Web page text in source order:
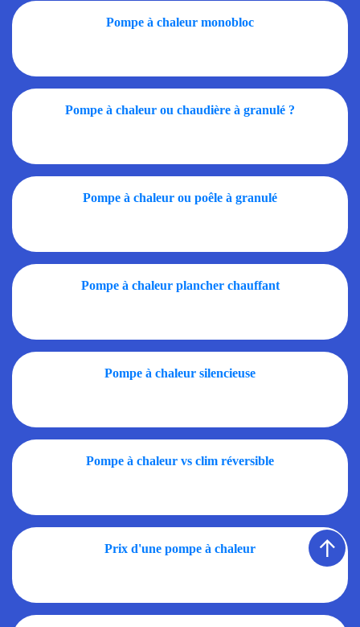
Pompe à chaleur monobloc
Pompe à chaleur ou chaudière à granulé ?
Pompe à chaleur ou poêle à granulé
Pompe à chaleur plancher chauffant
Pompe à chaleur silencieuse
Pompe à chaleur vs clim réversible
Prix d'une pompe à chaleur ↑